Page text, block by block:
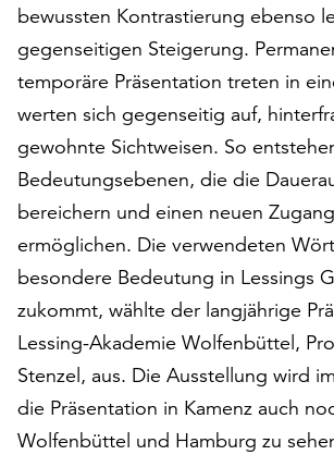
Dafür
steht
Ihnen
am
Ende
Seite
die
Schaltfläche
„Cookie-
Einstellungen“
zur
Verfügung.
Funktionale
Cookies
werden
auch
ohne
bewussten Kontrastierung ebenso
gegenseitigen Steigerung.
temporäre Präsentation treten in
werten sich gegenseitig auf,
gewohnte Sichtweisen. So
Bedeutungsebenen, die die
bereichern und einen neuen
ermöglichen. Die verwendeten
besondere Bedeutung in Lessings
zukommt, wählte der langjährige
Lessing-Akademie Wolfenbüttel,
Stenzel, aus. Die Ausstellung wird
die Präsentation in Kamenz auch
Wolfenbüttel und Hamburg zu